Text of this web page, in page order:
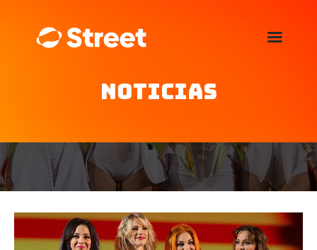
Noticias
La Street FM 101.5
Noticias
Agenda
Publicitá
Familia de auspiciantes